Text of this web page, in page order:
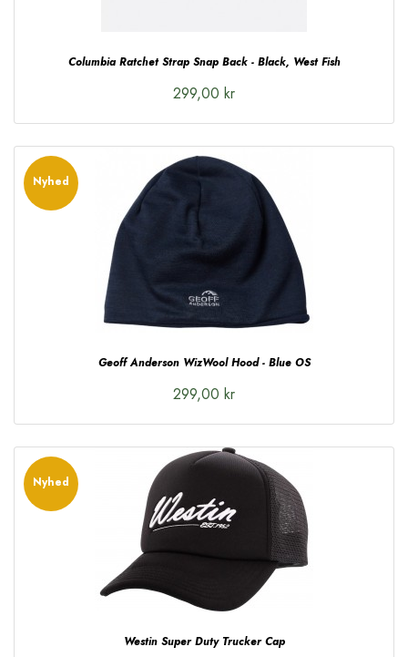
Columbia Ratchet Strap Snap Back - Black, West Fish
299,00 kr
Nyhed
Geoff Anderson WizWool Hood - Blue OS
299,00 kr
Nyhed
Westin Super Duty Trucker Cap